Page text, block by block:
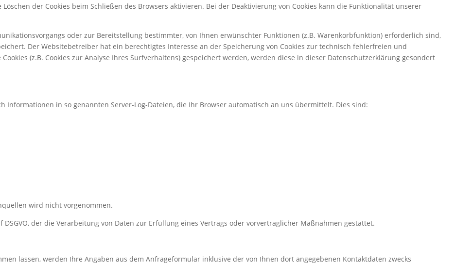
der Cookies beim Schließen des Browsers aktivieren. Bei der Deaktivierung von Cookies kann die Funktionalität unserer
oder zur Bereitstellung bestimmter, von Ihnen erwünschter Funktionen (z.B. Warenkorbfunktion) erforderlich sind,
Der Websitebetreiber hat ein berechtigtes Interesse an der Speicherung von Cookies zur technisch fehlerfreien und
(z.B. Cookies zur Analyse Ihres Surfverhaltens) gespeichert werden, werden diese in dieser Datenschutzerklärung gesondert
Informationen in so genannten Server-Log-Dateien, die Ihr Browser automatisch an uns übermittelt. Dies sind:
wird nicht vorgenommen.
der die Verarbeitung von Daten zur Erfüllung eines Vertrags oder vorvertraglicher Maßnahmen gestattet.
lassen, werden Ihre Angaben aus dem Anfrageformular inklusive der von Ihnen dort angegebenen Kontaktdaten zwecks